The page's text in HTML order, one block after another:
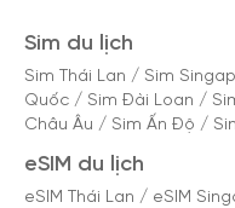
Sim du lịch
Sim Thái Lan / Sim
Quốc / Sim Đài Loan /
Châu Âu / Sim Ấn Độ /
eSIM du lịch
eSIM Thái Lan / eSIM